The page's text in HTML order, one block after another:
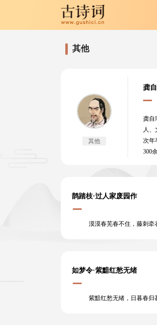
其他
其他
龚
龚自
人
次年
300
鹊踏枝·过人家废园作
漠漠春芜春不住，藤刺牵
如梦令·紫黯红愁无绪
紫黯红愁无绪，日暮春归甚